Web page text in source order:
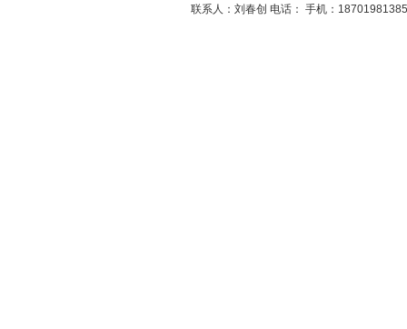
联系人：刘春创 电话： 手机：